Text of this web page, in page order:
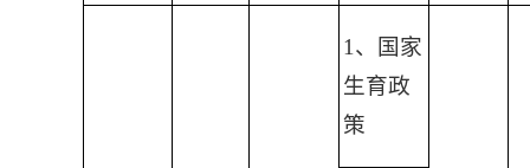
1、国家
生育政
策